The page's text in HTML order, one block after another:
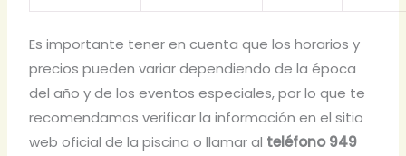
Es importante tener en cuenta que los horarios y
precios pueden variar dependiendo de la época
del año y de los eventos especiales, por lo que te
recomendamos verificar la información en el sitio
web oficial de la piscina o llamar al teléfono 949